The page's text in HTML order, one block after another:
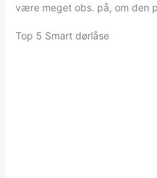
være meget obs. på, om den
Top 5 Smart dørlåse